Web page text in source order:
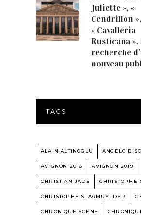
Juliette », «
Cendrillon »,
« Cavalleria
Rusticana ».
recherche
nouveau
TAGS
ALAIN ALTINOGLU ANGELO
AVIGNON 2018 AVIGNON 2019
CHRISTIAN JADE CHRISTOPHE
CHRISTOPHE SLAGMUYLDER
CHRONIQUE SCENE